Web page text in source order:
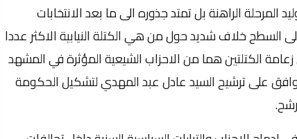
الراهنة بل تمتد جذوره الى ما بعد الانتخابات
التي اجريت في آيار 2018. اذ برز الى السطح خلاف شديد حول من هي الكتلة النيابية الاكثر عددا
زعامة الكتلتين هما من الاحزاب الشيعية المؤثرة في المشهد
على ترشيح السيد عادل عبد المهدي لتشكيل الحكومة